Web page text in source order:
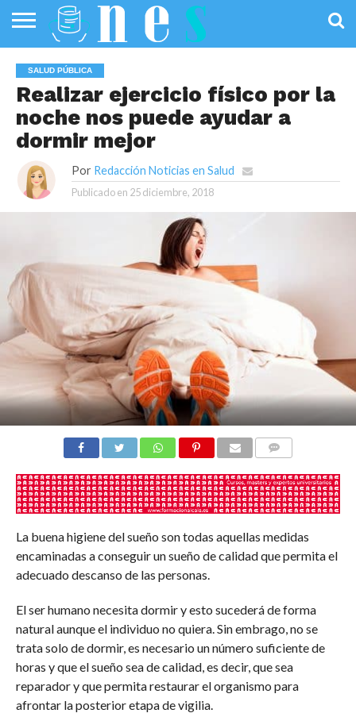
PÚBLICA
SANIDAD
INVESTIGACIÓN
ENTREVISTAS
PROFESIONALES
DE LA SALUD
INFOGRAFÍAS
DE SALUD
OPINIÓN
SALUD PÚBLICA
Realizar ejercicio físico por la
noche nos puede ayudar a
dormir mejor
Por Redacción Noticias en Salud
Publicado en 25 diciembre, 2018
La buena higiene del sueño son todas aquellas medidas
encaminadas a conseguir un sueño de calidad que permita el
adecuado descanso de las personas.
El ser humano necesita dormir y esto sucederá de forma
natural aunque el individuo no quiera. Sin embrago, no se
trata solo de dormir, es necesario un número suficiente de
horas y que el sueño sea de calidad, es decir, que sea
reparador y que permita restaurar el organismo para
afrontar la posterior etapa de vigilia.